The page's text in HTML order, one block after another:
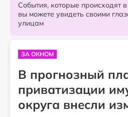
События, которые происходят
вы можете увидеть своими
улицам
ЗА ОКНОМ
В прогнозный
приватизации
округа внесли